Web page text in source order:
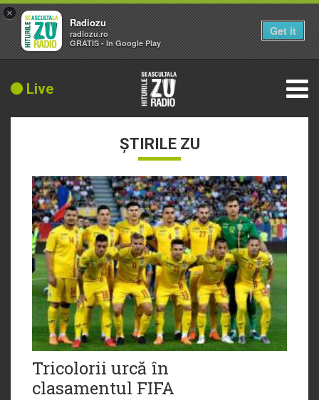
Live
ȘTIRILE ZU
Tricolorii urcă în
clasamentul FIFA
×
Radiozu
radiozu.ro
GRATIS - In Google Play
Get it